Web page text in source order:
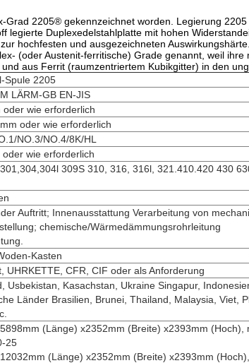
Grad 2205® gekennzeichnet worden. Legierung
legierte Duplexedelstahlplatte mit hohen
hochfesten und ausgezeichneten
(oder Austenit-ferritische) Grade genannt, weil
aus Ferrit (raumzentriertem Kubikgitter) in den
Spule 2205
LÄRM-GB EN-JIS
oder wie erforderlich
oder wie erforderlich
NO.3/NO.4/8K/HL
wie erforderlich
309S 310, 316, 316l, 321.410.420 430
Auftritt; Innenausstattung Verarbeitung von
chemische/Wärmedämmungsrohrleitung
Kasten
UHRKETTE, CFR, CIF oder als Anforderung
Usbekistan, Kasachstan, Ukraine Singapur,
Länder Brasilien, Brunei, Thailand, Malaysia, Viet,
(Länge) x2352mm (Breite) x2393mm (Hoch),
25
(Länge) x2352mm (Breite) x2393mm